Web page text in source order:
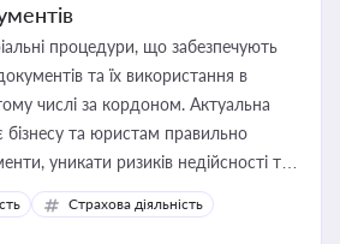
процедури, що забезпечують
та їх використання в
числі за кордоном. Актуальна
бізнесу та юристам правильно
уникати ризиків недійсності та
прийняття органами влади та
Страхова діяльність